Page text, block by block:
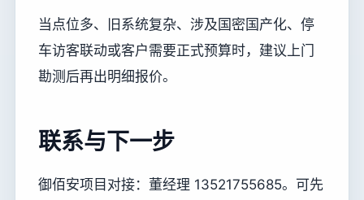
当点位多、旧系统复杂、涉及国密国产化、停
车访客联动或客户需要正式预算时，建议上门
勘测后再出明细报价。
联系与下一步
御佰安项目对接：董经理 13521755685。可先